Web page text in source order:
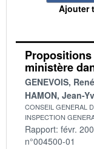
Ajouter
ministère
GENEVOIS, René
HAMON, Jean-
CONSEIL GENERAL
INSPECTION
Rapport: févr.
n°004500-01